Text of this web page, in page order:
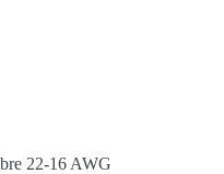
22-16 AWG